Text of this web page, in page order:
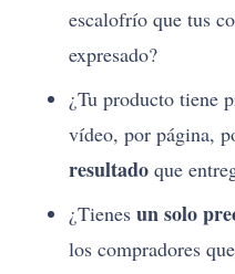
escalofrío que tus
expresado?
¿Tu producto tiene
vídeo, por página,
resultado que
¿Tienesun solo
los compradores